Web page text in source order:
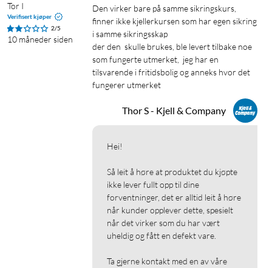
Tor I
Verifisert kjøper
2/5
10 måneder siden
Den virker bare på samme sikringskurs,
finner ikke kjellerkursen som har egen sikring
i samme sikringsskap
der den  skulle brukes, ble levert tilbake noe
som fungerte utmerket,  jeg har en
tilsvarende i fritidsbolig og anneks hvor det
fungerer utmerket
Thor S - Kjell & Company
Hei!
Så leit å høre at produktet du kjøpte
ikke lever fullt opp til dine
forventninger, det er alltid leit å høre
når kunder opplever dette, spesielt
når det virker som du har vært
uheldig og fått en defekt vare.
Ta gjerne kontakt med en av våre